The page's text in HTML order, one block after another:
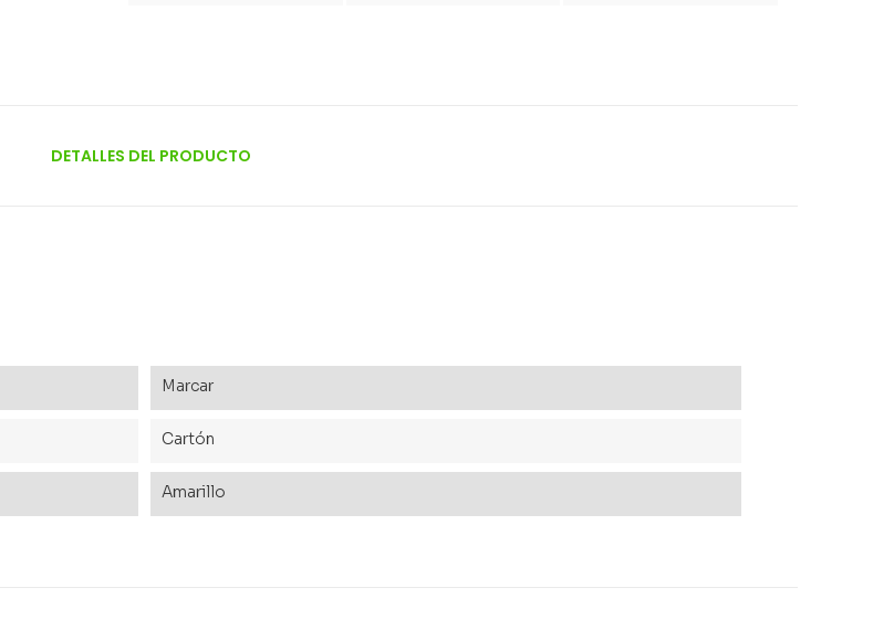
DETALLES DEL PRODUCTO
Marcar
Cartón
Amarillo